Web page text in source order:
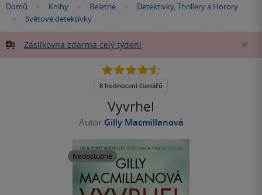
Nacházíte
Domů »Knihy »Beletrie »
Detektivky, Thrillery a Horory
»
Světové detektivky
Zásilkovna zdarma celý týden!
Vyvrhel
Autor Gilly Macmillanová
Nedostupné
4.5
5
8 hodnocení čtenářů